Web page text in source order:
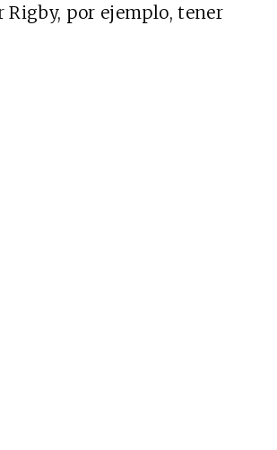
Rigby, por ejemplo, tener